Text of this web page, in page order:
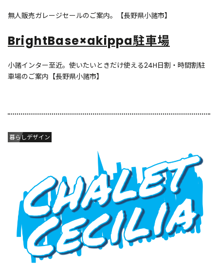
無人販売ガレージセールのご案内。【長野県小諸市】
BrightBase×akippa駐車場
小諸インター至近。使いたいときだけ使える24H日割・時間割駐
車場のご案内【長野県小諸市】
暮らしデザイン